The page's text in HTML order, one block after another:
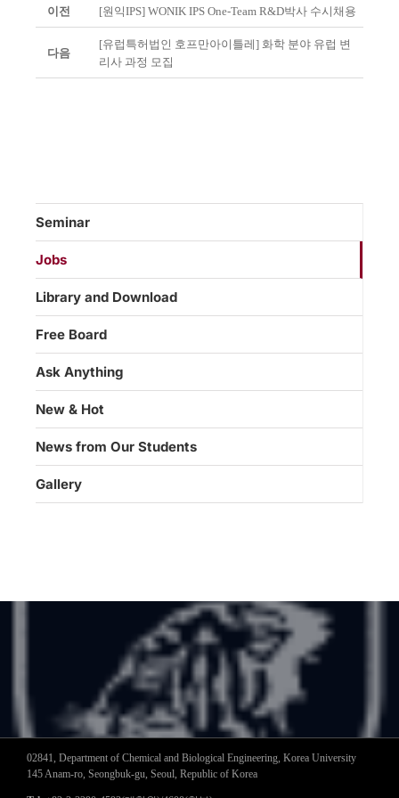
이전 [원익IPS] WONIK IPS One-Team R&D박사 수시채용
다음
[유럽특허법인 호프만아이틀레] 화학 분야 유럽 변
리사 과정 모집
Seminar
Jobs
Library and Download
Free Board
Ask Anything
New & Hot
News from Our Students
Gallery
02841, Department of Chemical and Biological Engineering, Korea University
145 Anam-ro, Seongbuk-gu, Seoul, Republic of Korea